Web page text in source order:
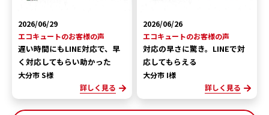
2026/06/29
エコキュートのお客様の声
遅い時間にもLINE対応で、早
く対応してもらい助かった
大分市 S様
詳しく見る
2026/06/26
エコキュートのお客様の声
対応の早さに驚き。LINEで対
応してもらえる
大分市 I様
詳しく見る